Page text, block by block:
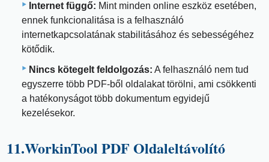
Internet függő: Mint minden online eszköz esetében,
ennek funkcionalitása is a felhasználó
internetkapcsolatának stabilitásához és sebességéhez
kötődik.
Nincs kötegelt feldolgozás: A felhasználó nem tud
egyszerre több PDF-ből oldalakat törölni, ami csökkenti
a hatékonyságot több dokumentum egyidejű
kezelésekor.
11.WorkinTool PDF Oldaleltávolító